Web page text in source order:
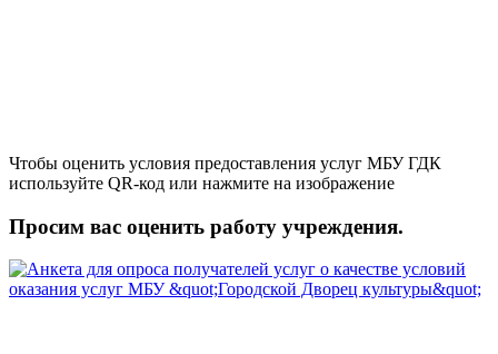
Чтобы оценить условия предоставления услуг МБУ ГДК
используйте QR-код или нажмите на изображение
Просим вас оценить работу учреждения.